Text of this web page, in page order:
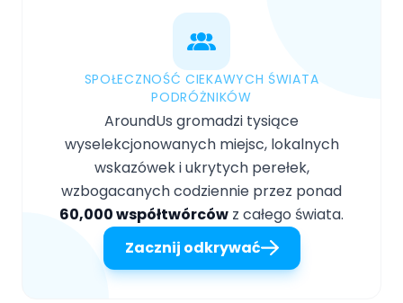
SPOŁECZNOŚĆ CIEKAWYCH ŚWIATA
PODRÓŻNIKÓW
AroundUs gromadzi tysiące
wyselekcjonowanych miejsc, lokalnych
wskazówek i ukrytych perełek,
wzbogacanych codziennie przez ponad
60,000 współtwórców z całego świata.
Zacznij odkrywać